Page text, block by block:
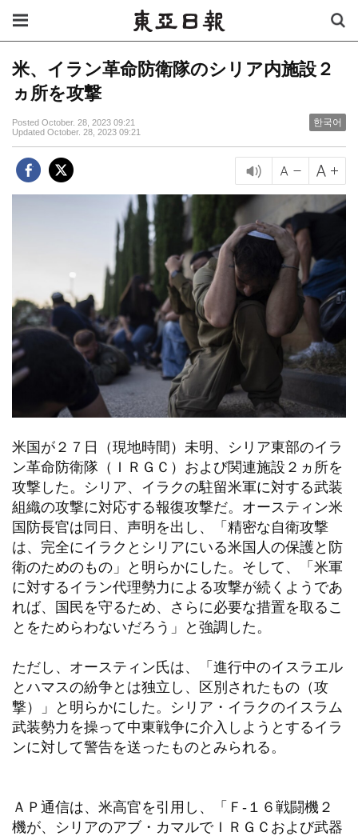
米、イラン革命防衛隊のシリア内施設２
ヵ所を攻撃
Posted October. 28, 2023 09:21
Updated October. 28, 2023 09:21
한국어
米国が２７日（現地時間）未明、シリア東部のイラ
ン革命防衛隊（ＩＲＧＣ）および関連施設２ヵ所を
攻撃した。シリア、イラクの駐留米軍に対する武装
組織の攻撃に対応する報復攻撃だ。オースティン米
国防長官は同日、声明を出し、「精密な自衛攻撃
は、完全にイラクとシリアにいる米国人の保護と防
衛のためのもの」と明らかにした。そして、「米軍
に対するイラン代理勢力による攻撃が続くようであ
れば、国民を守るため、さらに必要な措置を取るこ
とをためらわないだろう」と強調した。
ただし、オースティン氏は、「進行中のイスラエル
とハマスの紛争とは独立し、区別されたもの（攻
撃）」と明らかにした。シリア・イラクのイスラム
武装勢力を操って中東戦争に介入しようとするイラ
ンに対して警告を送ったものとみられる。
ＡＰ通信は、米高官を引用し、「Ｆ-１６戦闘機２
機が、シリアのアブ・カマルでＩＲＧＣおよび武器